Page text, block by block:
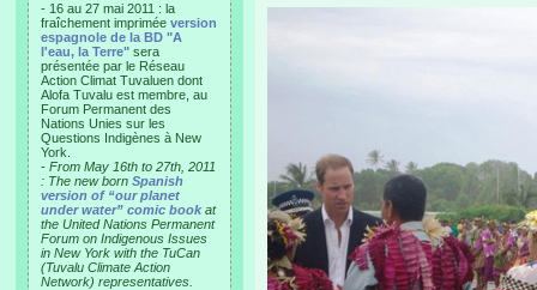
- 16 au 27 mai 2011 : la
fraîchement imprimée version
espagnole de la BD "A
l'eau, la Terre" sera
présentée par le Réseau
Action Climat Tuvaluen dont
Alofa Tuvalu est membre, au
Forum Permanent des
Nations Unies sur les
Questions Indigènes à New
York.
- From May 16th to 27th, 2011
: The new born Spanish
version of “our planet
under water” comic book at
the United Nations Permanent
Forum on Indigenous Issues
in New York with the TuCan
(Tuvalu Climate Action
Network) representatives.